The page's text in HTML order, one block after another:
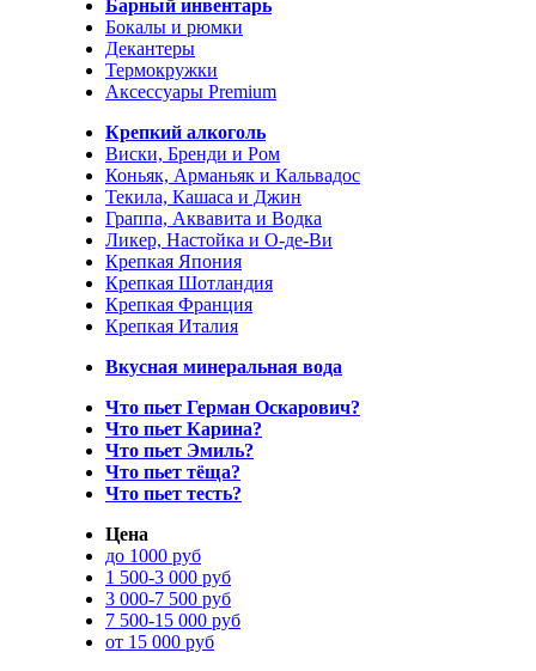
Барный инвентарь
Бокалы и рюмки
Декантеры
Термокружки
Аксессуары Premium
Крепкий алкоголь
Виски, Бренди и Ром
Коньяк, Арманьяк и Кальвадос
Текила, Кашаса и Джин
Граппа, Аквавита и Водка
Ликер, Настойка и О-де-Ви
Крепкая Япония
Крепкая Шотландия
Крепкая Франция
Крепкая Италия
Вкусная минеральная вода
Что пьет Герман Оскарович?
Что пьет Карина?
Что пьет Эмиль?
Что пьет тёща?
Что пьет тесть?
Цена
до 1000 руб
1 500-3 000 руб
3 000-7 500 руб
7 500-15 000 руб
от 15 000 руб